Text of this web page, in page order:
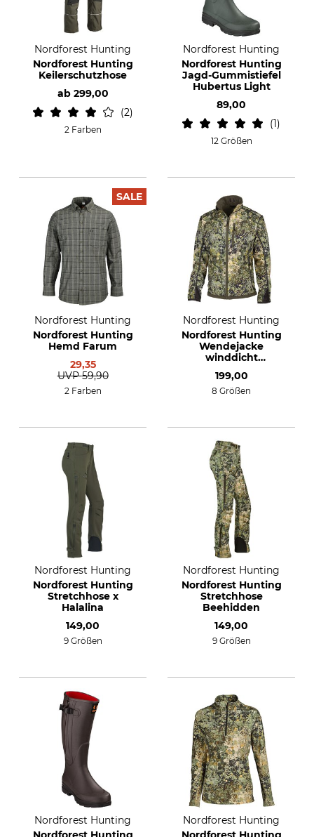
Nordforest Hunting
Nordforest Hunting
Keilerschutzhose
ab 299,00
2
2 Farben
Nordforest Hunting
Nordforest Hunting
Jagd-Gummistiefel
Hubertus Light
89,00
1
12 Größen
SALE
Nordforest Hunting
Nordforest Hunting
Hemd Farum
29,35
UVP 59,90
2 Farben
Nordforest Hunting
Nordforest Hunting
Wendejacke
winddicht
199,00
8 Größen
Nordforest Hunting
Nordforest Hunting
Stretchhose x
Halalina
149,00
9 Größen
Nordforest Hunting
Nordforest Hunting
Stretchhose
Beehidden
149,00
9 Größen
Nordforest Hunting
Nordforest Hunting